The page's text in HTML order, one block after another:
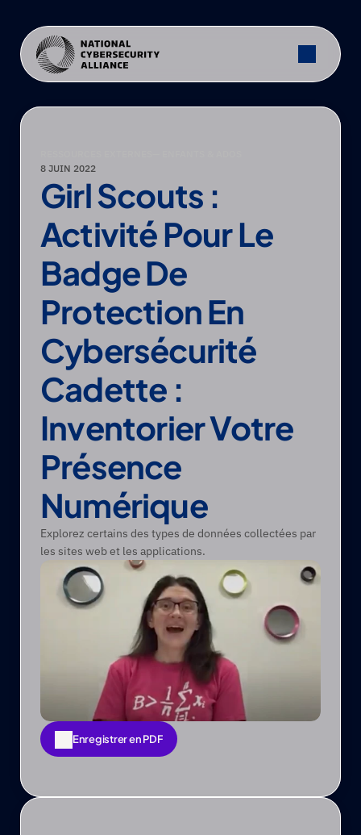
8 JUIN 2022
Girl Scouts :
Activité Pour Le
Badge De
Protection En
Cybersécurité
Cadette :
Inventorier Votre
Présence
Numérique
Explorez certains des types de données collectées par
les sites web et les applications.
Enregistrer en PDF
Enregistrer en PDF